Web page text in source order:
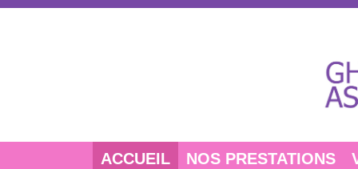
ACCUEIL NOS PRESTATIONS